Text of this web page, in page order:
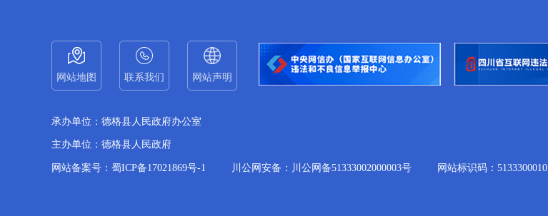
网站地图 联系我们 网站声明
承办单位：德格县人民政府办公室
主办单位：德格县人民政府
网站备案号：蜀ICP备17021869号-1 川公网安备：川公网备51333002000003号 网站标识码：5133300010